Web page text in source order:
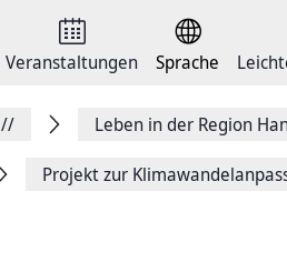
Veranstaltungen Sprache
// Leben in der Region
Projekt zur